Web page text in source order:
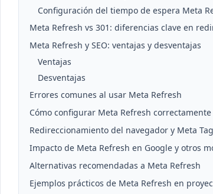
Configuración del tiempo de espera Meta
Meta Refresh vs 301: diferencias clave en
Meta Refresh y SEO: ventajas y desventajas
Ventajas
Desventajas
Errores comunes al usar Meta Refresh
Cómo configurar Meta Refresh correctamente
Redireccionamiento del navegador y Meta
Impacto de Meta Refresh en Google y otros
Alternativas recomendadas a Meta Refresh
Ejemplos prácticos de Meta Refresh en